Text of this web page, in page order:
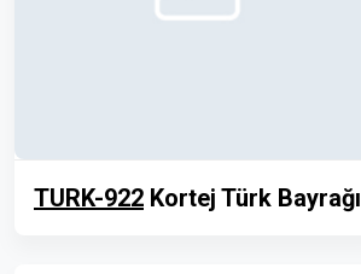
TURK-922 Kortej Türk Bayrağı